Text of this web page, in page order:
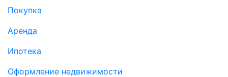
Покупка
Аренда
Ипотека
Оформление недвижимости